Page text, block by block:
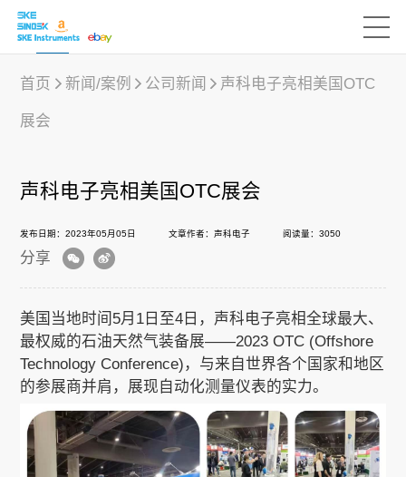
行业应用
下载中心
新闻/案例
关于我们
首页 新闻/案例 公司新闻 声科电子亮相美国OTC
展会
声科电子亮相美国OTC展会
发布日期：2023年05月05日 文章作者：声科电子 阅读量：3050
分享
美国当地时间5月1日至4日， 声科电子亮相全球最大、
最权威的石油天然气装备展——2023 OTC (Offshore
Technology Conference)，与来自世界各个国家和地区
的参展商并肩，展现自动化测量仪表的实力。